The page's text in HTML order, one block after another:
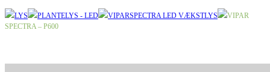
LYS PLANTELYS - LED VIPARSPECTRA LED VÆKSTLYS
VIPAR
SPECTRA – P600